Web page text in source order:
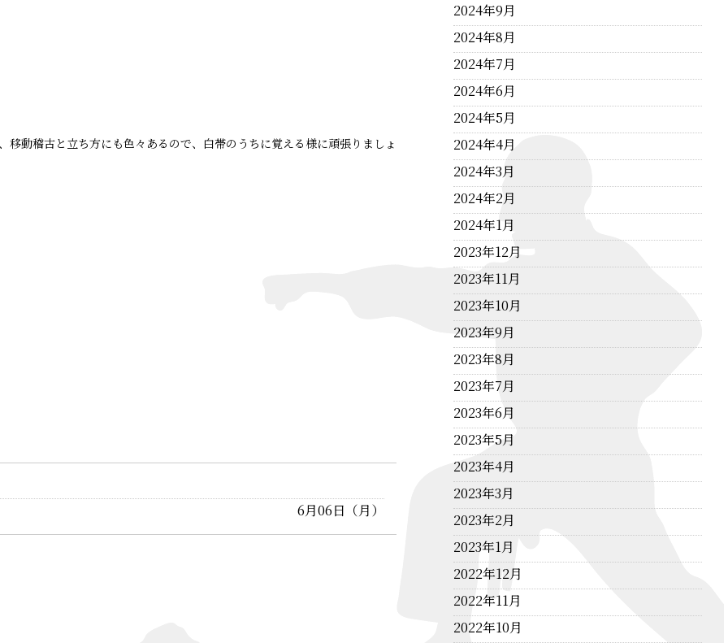
移動稽古と立ち方にも色々あるので、白帯のうちに覚える様に頑張りましょ
6月06日（月）
2024年9月
2024年8月
2024年7月
2024年6月
2024年5月
2024年4月
2024年3月
2024年2月
2024年1月
2023年12月
2023年11月
2023年10月
2023年9月
2023年8月
2023年7月
2023年6月
2023年5月
2023年4月
2023年3月
2023年2月
2023年1月
2022年12月
2022年11月
2022年10月